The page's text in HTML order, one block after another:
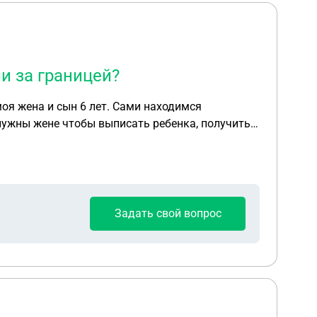
за границей?
лет. Сами находимся
я — нет.
Задать свой вопрос